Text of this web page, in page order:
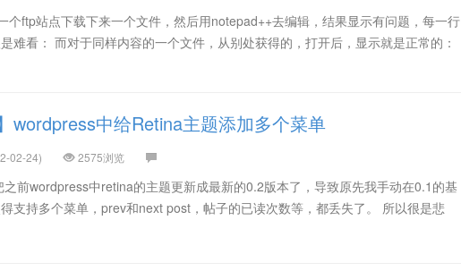
个ftp站点下载下来一个文件，然后用notepad++去编辑，结果显示有问题，每一行
难看： 而对于同样内容的一个文件，从别处获得的，打开后，显示就是正常的：
wordpress中给Retina主题添加多个菜单
02-24) 2575浏览
之前wordpress中retina的主题更新成最新的0.2版本了，导致原先我手动在0.1的基
支持多个菜单，prev和next post，帖子的已读次数等，都丢失了。 所以很是悲